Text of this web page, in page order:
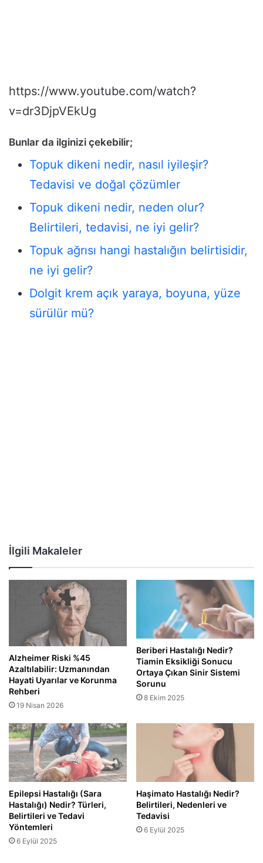
https://www.youtube.com/watch?
v=dr3DjpVEkUg
Bunlar da ilginizi çekebilir;
Topuk dikeni nedir, nasıl iyileşir?
Tedavisi ve doğal çözümler
Topuk dikeni nedir, neden olur?
Belirtileri, tedavisi, ne iyi gelir?
Topuk ağrısı hangi hastalığın belirtisidir,
ne iyi gelir?
Dolgit krem açık yaraya, boyuna, yüze
sürülür mü?
İlgili Makaleler
Alzheimer Riski %45
Azaltılabilir: Uzmanından
Hayati Uyarılar ve Korunma
Rehberi
19 Nisan 2026
Beriberi Hastalığı Nedir?
Tiamin Eksikliği Sonucu
Ortaya Çıkan Sinir Sistemi
Sorunu
8 Ekim 2025
Epilepsi Hastalığı (Sara
Hastalığı) Nedir? Türleri,
Belirtileri ve Tedavi
Yöntemleri
6 Eylül 2025
Haşimato Hastalığı Nedir?
Belirtileri, Nedenleri ve
Tedavisi
6 Eylül 2025